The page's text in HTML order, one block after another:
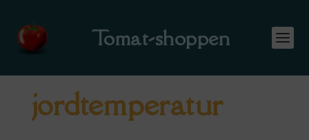
Tomat-shoppen
jordtemperatur